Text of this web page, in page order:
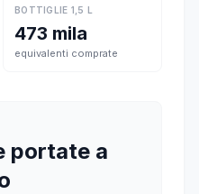
BOTTIGLIE 1,5 L
473 mila
equivalenti comprate
portate a